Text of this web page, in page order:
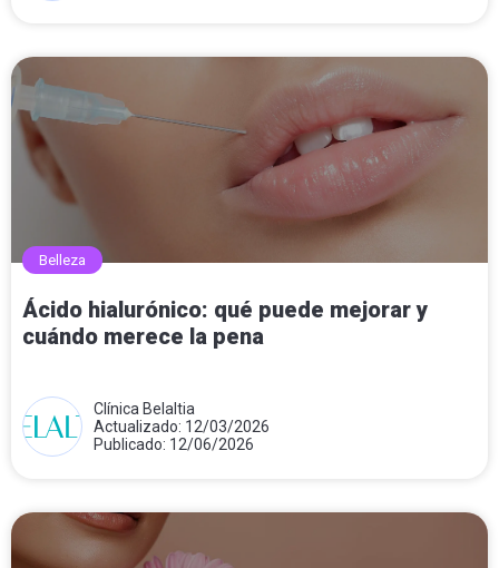
Belleza
Ácido hialurónico: qué puede mejorar y
cuándo merece la pena
Clínica Belaltia
Actualizado: 12/03/2026
Publicado: 12/06/2026